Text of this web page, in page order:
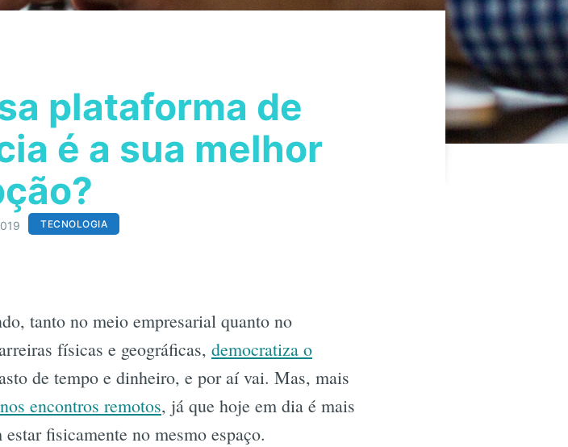
plataforma de
é a sua melhor
TECNOLOGIA
tanto no meio empresarial quanto no
físicas e geográficas, democratiza o
de tempo e dinheiro, e por aí vai. Mas, mais
encontros remotos, já que hoje em dia é mais
fisicamente no mesmo espaço.